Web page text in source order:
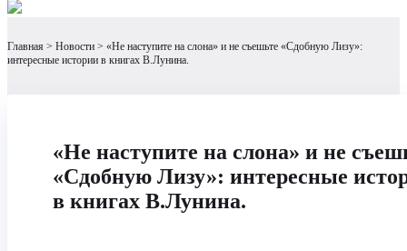
Главная Новости
«Не наступите на слона» и не съешьте «Сдобную Лизу»:
интересные истории в книгах В.Лунина.
«Не наступите на слона» и не
«Сдобную Лизу»: интересные
в книгах В.Лунина.